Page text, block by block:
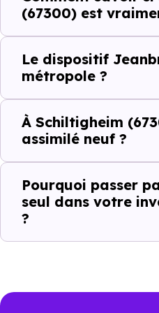
(67300) est
Le dispositif
métropole ?
À Schiltigheim
assimilé neuf ?
Pourquoi passer
seul dans votre
?